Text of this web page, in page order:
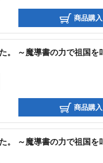
商品購入
。 ～魔導書の力で祖国を
商品購入
。 ～魔導書の力で祖国を